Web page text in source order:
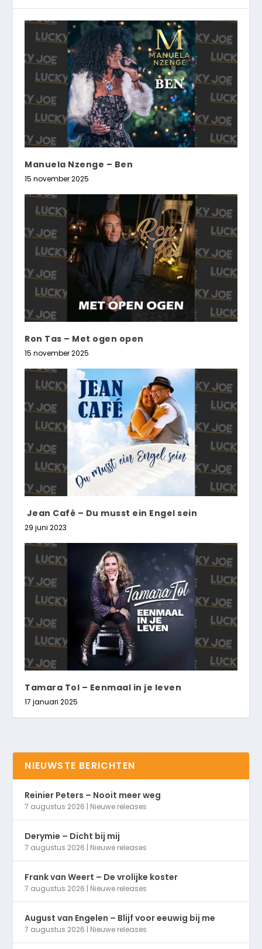
Manuela Nzenge – Ben
15 november 2025
Ron Tas – Met ogen open
15 november 2025
Jean Café – Du musst ein Engel sein
29 juni 2023
Tamara Tol – Eenmaal in je leven
17 januari 2025
NIEUWSTE BERICHTEN
Reinier Peters – Nooit meer weg
7 augustus 2026 | Nieuwe releases
Derymie – Dicht bij mij
7 augustus 2026 | Nieuwe releases
Frank van Weert – De vrolijke koster
7 augustus 2026 | Nieuwe releases
August van Engelen – Blijf voor eeuwig bij me
7 augustus 2026 | Nieuwe releases